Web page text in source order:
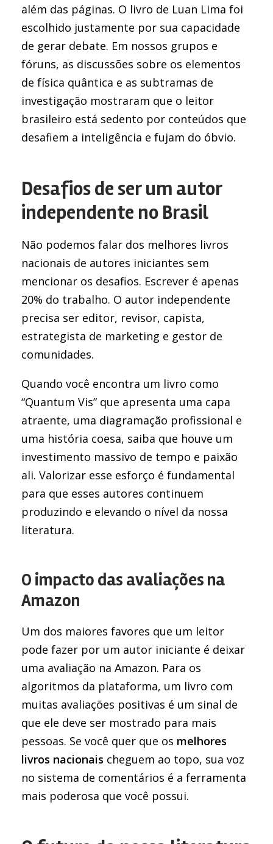
além das páginas. O livro de Luan Lima foi
escolhido justamente por sua capacidade
de gerar debate. Em nossos grupos e
fóruns, as discussões sobre os elementos
de física quântica e as subtramas de
investigação mostraram que o leitor
brasileiro está sedento por conteúdos que
desafiem a inteligência e fujam do óbvio.
Desafios de ser um autor
independente no Brasil
Não podemos falar dos melhores livros
nacionais de autores iniciantes sem
mencionar os desafios. Escrever é apenas
20% do trabalho. O autor independente
precisa ser editor, revisor, capista,
estrategista de marketing e gestor de
comunidades.
Quando você encontra um livro como
“Quantum Vis” que apresenta uma capa
atraente, uma diagramação profissional e
uma história coesa, saiba que houve um
investimento massivo de tempo e paixão
ali. Valorizar esse esforço é fundamental
para que esses autores continuem
produzindo e elevando o nível da nossa
literatura.
O impacto das avaliações na
Amazon
Um dos maiores favores que um leitor
pode fazer por um autor iniciante é deixar
uma avaliação na Amazon. Para os
algoritmos da plataforma, um livro com
muitas avaliações positivas é um sinal de
que ele deve ser mostrado para mais
pessoas. Se você quer que os melhores
livros nacionais cheguem ao topo, sua voz
no sistema de comentários é a ferramenta
mais poderosa que você possui.